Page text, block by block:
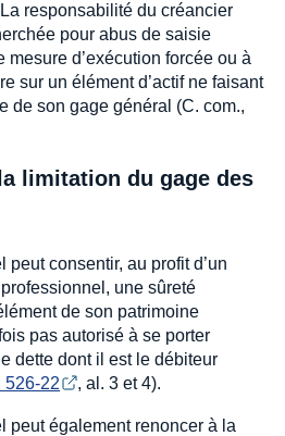
responsabilité du créancier
pour abus de saisie
mesure d’exécution forcée ou à
sur un élément d’actif ne faisant
de son gage général (C. com.,
limitation du gage des
peut consentir, au profit d’un
une sûreté
de son patrimoine
pas autorisé à se porter
dette dont il est le débiteur
526-22 , al. 3 et 4).
peut également renoncer à la